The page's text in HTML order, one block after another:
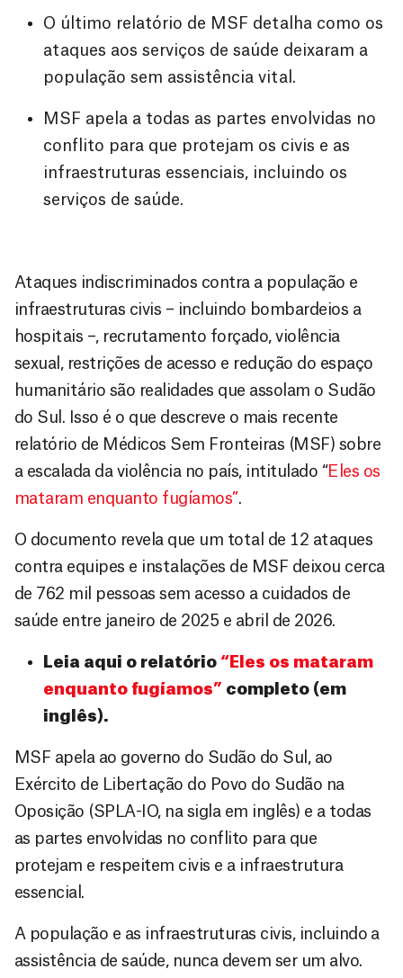
O último relatório de MSF detalha como os
ataques aos serviços de saúde deixaram a
população sem assistência vital.
MSF apela a todas as partes envolvidas no
conflito para que protejam os civis e as
infraestruturas essenciais, incluindo os
serviços de saúde.
Ataques indiscriminados contra a população e
infraestruturas civis – incluindo bombardeios a
hospitais –, recrutamento forçado, violência
sexual, restrições de acesso e redução do espaço
humanitário são realidades que assolam o Sudão
do Sul. Isso é o que descreve o mais recente
relatório de Médicos Sem Fronteiras (MSF) sobre
a escalada da violência no país, intitulado “Eles os
mataram enquanto fugíamos”.
O documento revela que um total de 12 ataques
contra equipes e instalações de MSF deixou cerca
de 762 mil pessoas sem acesso a cuidados de
saúde entre janeiro de 2025 e abril de 2026.
Leia aqui o relatório “Eles os mataram
enquanto fugíamos” completo (em
inglês).
MSF apela ao governo do Sudão do Sul, ao
Exército de Libertação do Povo do Sudão na
Oposição (SPLA-IO, na sigla em inglês) e a todas
as partes envolvidas no conflito para que
protejam e respeitem civis e a infraestrutura
essencial.
A população e as infraestruturas civis, incluindo a
assistência de saúde, nunca devem ser um alvo.